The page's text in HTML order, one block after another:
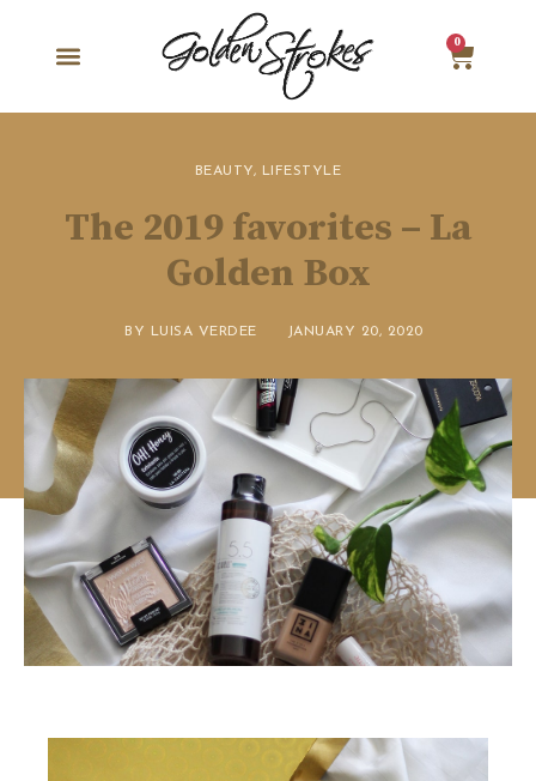
0
BEAUTY, LIFESTYLE
The 2019 favorites – La
Golden Box
BY LUISA VERDEE JANUARY 20, 2020